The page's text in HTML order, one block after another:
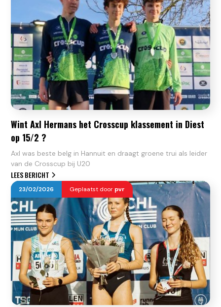
Wint Axl Hermans het Crosscup klassement in Diest
op 15/2 ?
Axl was beste belg in Hannuit en draagt groene trui als leider
van de Crosscup bij U20
LEES BERICHT
23/02/2026 Geplaatst door pvr